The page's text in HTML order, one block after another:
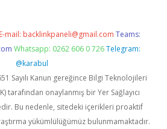
E-mail: backlinkpaneli@gmail.com Teams:
Whatsapp: 0262 606 0 726 Telegram:
@karabul
Sayılı Kanun gereğince Bilgi Teknolojileri
tarafından onaylanmış bir Yer Sağlayıcı
Bu nedenle, sitedeki içerikleri proaktif
yükümlülüğümüz bulunmamaktadır.